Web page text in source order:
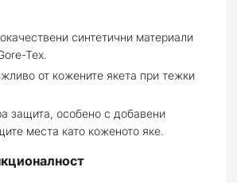
синтетични материали
Tex.
от кожените якета при тежки
защита, особено с добавени
места като коженото яке.